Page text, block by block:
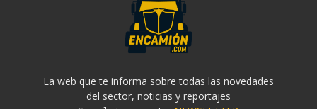
La web que te informa sobre todas las novedades
del sector, noticias y reportajes